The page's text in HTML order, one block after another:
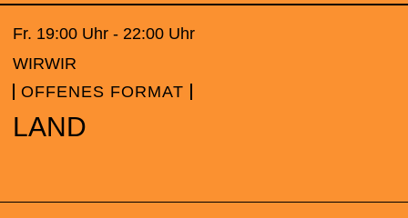
Fr. 19:00 Uhr - 22:00 Uhr
WIRWIR
OFFENES FORMAT
LAND